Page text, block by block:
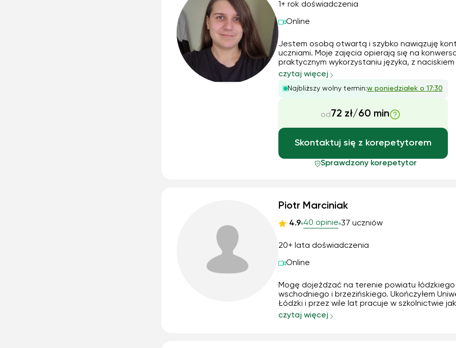
1+ rok doświadczenia
Online
Jestem osobą otwartą i szybko nawiązuję
uczniami. Moje zajęcia opierają się na
praktycznym wykorzystaniu języka, z naciskiem
wymowę i akcent. Staram się, by lekcje były
motywujące i dopasowane do indywidualnych
Łączę naukę z luźną atmosferą, dzięki czemu ...
czytaj więcej
Najbliższy wolny termin:w poniedziałek o 17:30
od 72 zł/60 min
Skontaktuj się z korepetytorem
Sprawdzony korepetytor
Piotr Marciniak
4.9 40 opinie 37 uczniów
20+ lata doświadczenia
Online
Mogę dojeżdzać na terenie powiatu łódzkiego
wschodniego i brzezińskiego. Ukończyłem Uniwersyet
Łódzki i przez wile lat pracuje w szkolnictwie jako
nauczyciel. Potrafię dostosować się do
czytaj więcej